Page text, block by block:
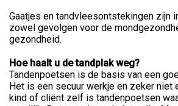
Gaatjes en tandvleesontstekingen zijn
zowel gevolgen voor de
gezondheid.
Hoe haalt u de tandplak weg?
Tandenpoetsen is de basis van een
Het is een secuur werkje en zeker niet
kind of cliënt zelf is tandenpoetsen